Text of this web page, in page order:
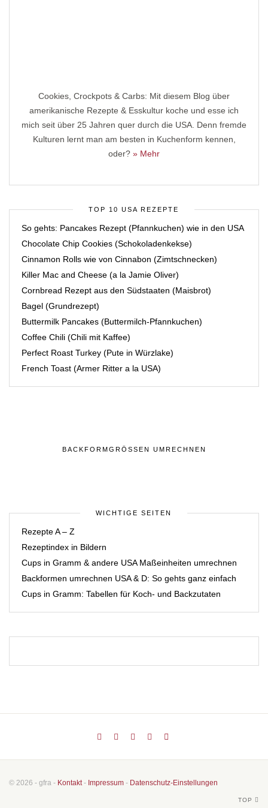
Cookies, Crockpots & Carbs: Mit diesem Blog über
amerikanische Rezepte & Esskultur koche und esse ich
mich seit über 25 Jahren quer durch die USA. Denn fremde
Kulturen lernt man am besten in Kuchenform kennen,
oder? » Mehr
TOP 10 USA REZEPTE
So gehts: Pancakes Rezept (Pfannkuchen) wie in den USA
Chocolate Chip Cookies (Schokoladenkekse)
Cinnamon Rolls wie von Cinnabon (Zimtschnecken)
Killer Mac and Cheese (a la Jamie Oliver)
Cornbread Rezept aus den Südstaaten (Maisbrot)
Bagel (Grundrezept)
Buttermilk Pancakes (Buttermilch-Pfannkuchen)
Coffee Chili (Chili mit Kaffee)
Perfect Roast Turkey (Pute in Würzlake)
French Toast (Armer Ritter a la USA)
BACKFORMGRÖSSEN UMRECHNEN
WICHTIGE SEITEN
Rezepte A – Z
Rezeptindex in Bildern
Cups in Gramm & andere USA Maßeinheiten umrechnen
Backformen umrechnen USA & D: So gehts ganz einfach
Cups in Gramm: Tabellen für Koch- und Backzutaten
© 2026 - gfra - Kontakt- Impressum - Datenschutz-Einstellungen
TOP